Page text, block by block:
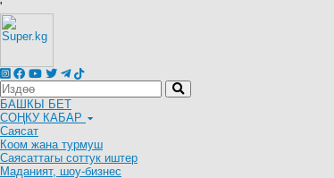
'
БАШКЫ БЕТ
СОҢКУ КАБАР
Саясат
Коом жана турмуш
Саясаттагы соттук иштер
Маданият, шоу-бизнес